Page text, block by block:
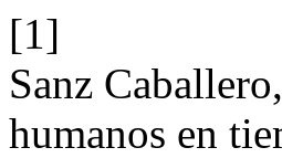
[1]
Sanz
humanos en